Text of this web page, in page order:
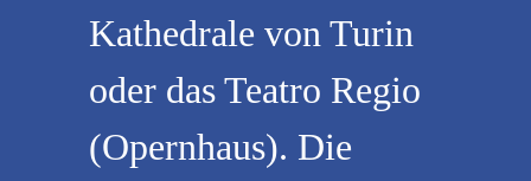
Kathedrale von Turin
oder das Teatro Regio
(Opernhaus). Die